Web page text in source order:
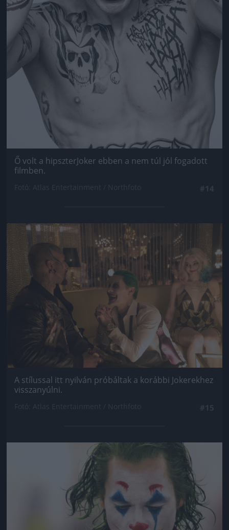
Ő volt a hipszterJoker ebben a nem túl jól fogadott
filmben.
Jön még kép!
A stílussal itt nyilván próbáltak a korábbi Jokerekhez
visszanyúlni.
Jön még kép!